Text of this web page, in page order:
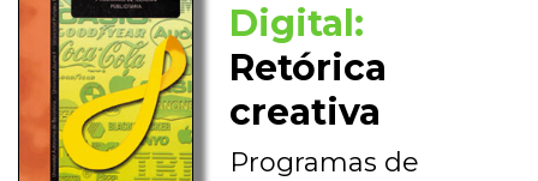
Digital:
Retórica
creativa
Programas de